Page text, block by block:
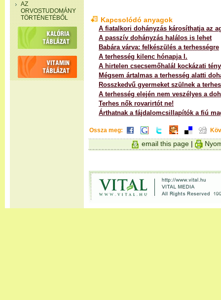
AZ
ORVOSTUDOMÁNY
TÖRTÉNETÉBŐL
Kapcsolódó anyagok
A fiatalkori dohányzás károsíthatja az
A passzív dohányzás halálos is lehet
Babára várva: felkészülés a terhességre
A terhesség kilenc hónapja I.
A hirtelen csecsemőhalál kockázati
Mégsem ártalmas a terhesség alatti
Rosszkedvű gyermeket szülnek a
A terhesség elején nem veszélyes a
Terhes nők rovarirtót ne!
Árthatnak a fájdalomcsillapítók a fiú
Ossza meg:
email this page |